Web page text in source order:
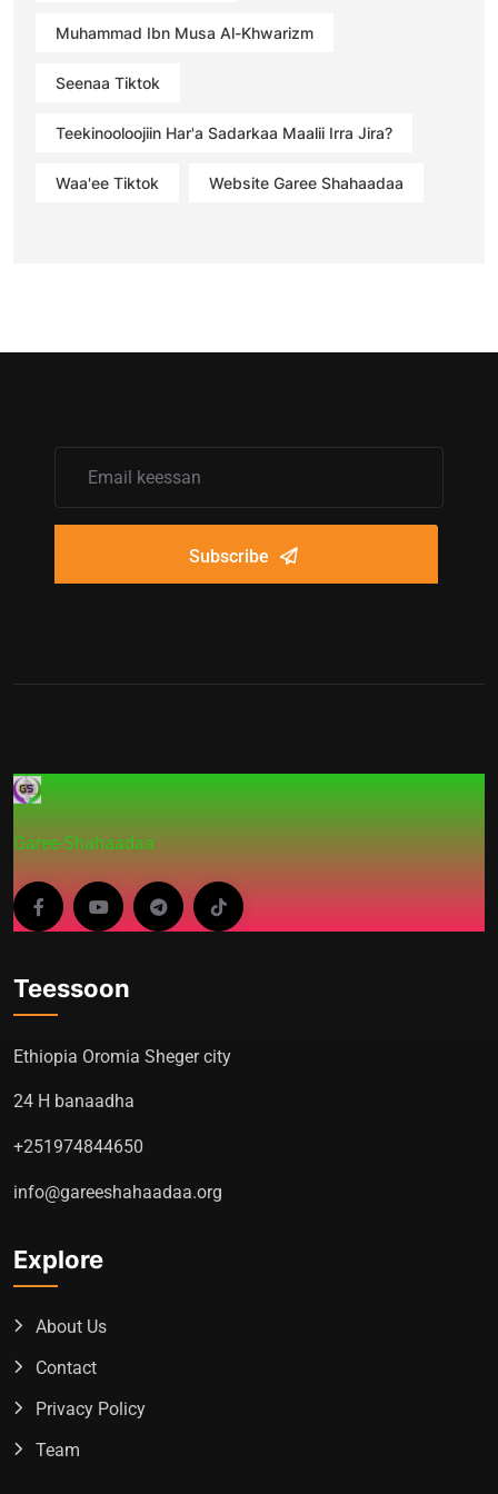
Muhammad Ibn Musa Al-Khwarizm
Seenaa Tiktok
Teekinooloojiin Har'a Sadarkaa Maalii Irra Jira?
Waa'ee Tiktok Website Garee Shahaadaa
Subscribe
Garee-Shahaadaa
Teessoon
Ethiopia Oromia Sheger city
24 H banaadha
+251974844650
info@gareeshahaadaa.org
Explore
About Us
Contact
Privacy Policy
Team